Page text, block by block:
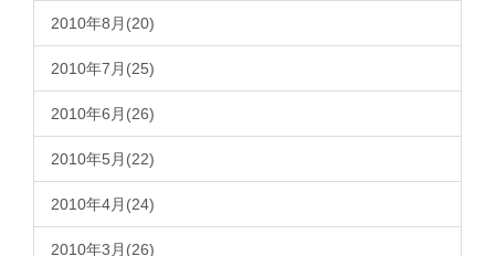
2010年8月(20)
2010年7月(25)
2010年6月(26)
2010年5月(22)
2010年4月(24)
2010年3月(26)